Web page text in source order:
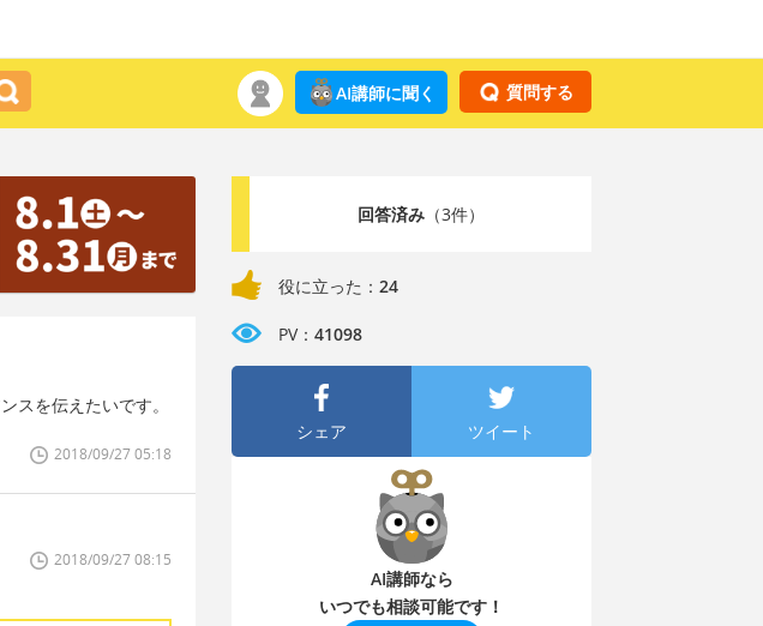
質問する
AI講師に聞く
スを伝えたいです。
2018/09/27 05:18
2018/09/27 08:15
回答済み（3件）
役に立った： 24
PV： 41098
シェア ツイート
AI講師なら
いつでも相談可能です！